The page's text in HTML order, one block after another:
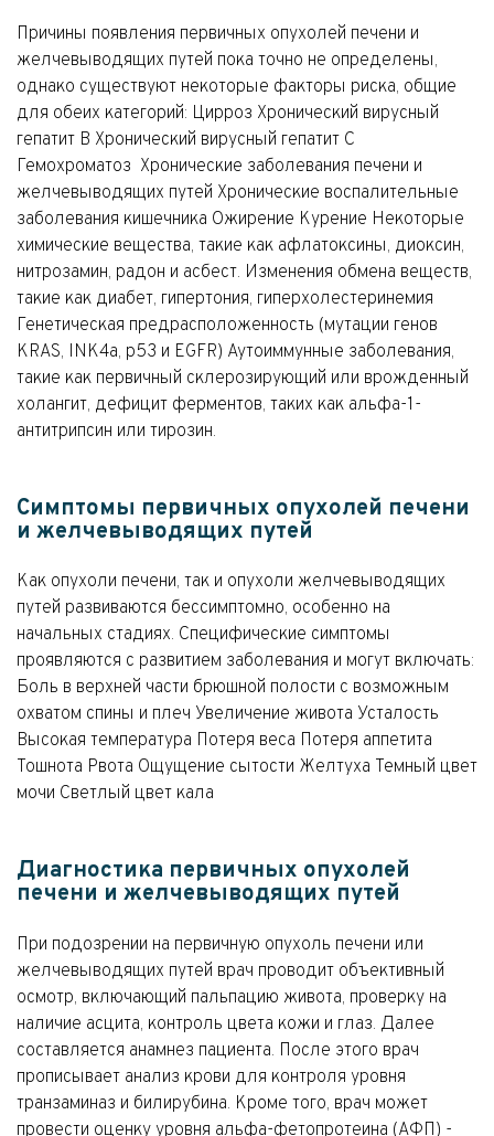
Причины появления первичных опухолей печени и
желчевыводящих путей пока точно не определены,
однако существуют некоторые факторы риска, общие
для обеих категорий: Цирроз Хронический вирусный
гепатит B Хронический вирусный гепатит C
Гемохроматоз Хронические заболевания печени и
желчевыводящих путей Хронические воспалительные
заболевания кишечника Ожирение Курение Некоторые
химические вещества, такие как афлатоксины, диоксин,
нитрозамин, радон и асбест. Изменения обмена веществ,
такие как диабет, гипертония, гиперхолестеринемия
Генетическая предрасположенность (мутации генов
KRAS, INK4a, p53 и EGFR) Аутоиммунные заболевания,
такие как первичный склерозирующий или врожденный
холангит, дефицит ферментов, таких как альфа-1-
антитрипсин или тирозин.
Симптомы первичных опухолей печени
и желчевыводящих путей
Как опухоли печени, так и опухоли желчевыводящих
путей развиваются бессимптомно, особенно на
начальных стадиях. Специфические симптомы
проявляются с развитием заболевания и могут включать:
Боль в верхней части брюшной полости с возможным
охватом спины и плеч Увеличение живота Усталость
Высокая температура Потеря веса Потеря аппетита
Тошнота Рвота Ощущение сытости Желтуха Темный цвет
мочи Светлый цвет кала
Диагностика первичных опухолей
печени и желчевыводящих путей
При подозрении на первичную опухоль печени или
желчевыводящих путей врач проводит объективный
осмотр, включающий пальпацию живота, проверку на
наличие асцита, контроль цвета кожи и глаз. Далее
составляется анамнез пациента. После этого врач
прописывает анализ крови для контроля уровня
транзаминаз и билирубина. Кроме того, врач может
провести оценку уровня альфа-фетопротеина (АФП) -